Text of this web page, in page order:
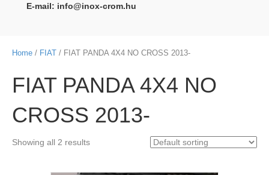
E-mail: info@inox-crom.hu
Home / FIAT / FIAT PANDA 4X4 NO CROSS 2013-
FIAT PANDA 4X4 NO
CROSS 2013-
Showing all 2 results